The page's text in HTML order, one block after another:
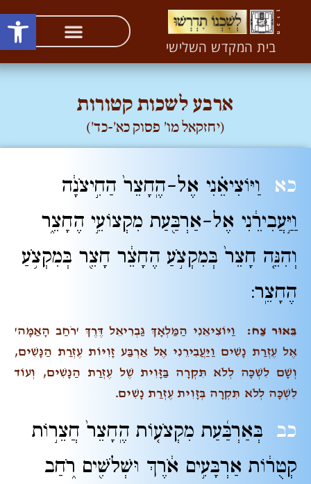
פתח
בית המקדש השלישי
העיקר להחזיר את הכבוד לשרשו – לקב"ה (ליקו"מ יד)
ארבע לשכות קטורות
(יחזקאל מו' פסוק כא'-כד')
כא וַיּוֹצִיאֵ֗נִי אֶל-הֶֽחָצֵר֙ הַחִ֣יצֹנָ֔ה
וַיַּ֣עֲבִירֵ֔נִי אֶל-אַרְבַּ֖עַת מִקְצוֹעֵ֣י הֶחָצֵ֑ר
וְהִנֵּ֤ה חָצֵר֙ בְּמִקְצֹ֣עַ הֶחָצֵ֔ר חָצֵ֖ר בְּמִקְצֹ֥עַ
הֶחָצֵֽר:
בֵּאוּר צַח:
וַיּוֹצִיאֵנִי הַמַּלְאָךְ גַּבְרִיאֵל דֶּרֶךְ 'רֹחַב הָאַמָּה'
אֶל עֶזְרַת נָשִׁים וַיַּעֲבִירֵנִי אֶל אַרְבַּע זָוִיּוֹת עֶזְרַת הַנָּשִׁים,
וְשָׁם לִשְׁכָּה לְלֹא תִּקְרָה בַּזָּוִית שֶׁל עֶזְרַת הַנָּשִׁים, וְעוֹד
לִשְׁכָּה לְלֹא תִּקְרָה בְּזָוִית עֶזְרַת נָשִׁים.
כב בְּאַרְבַּ֜עַת מִקְצֹע֤וֹת הֶֽחָצֵר֙ חֲצֵר֣וֹת
קְטֻר֔וֹת אַרְבָּעִ֣ים אֹ֔רֶךְ וּשְׁלֹשִׁ֖ים רֹ֑חַב